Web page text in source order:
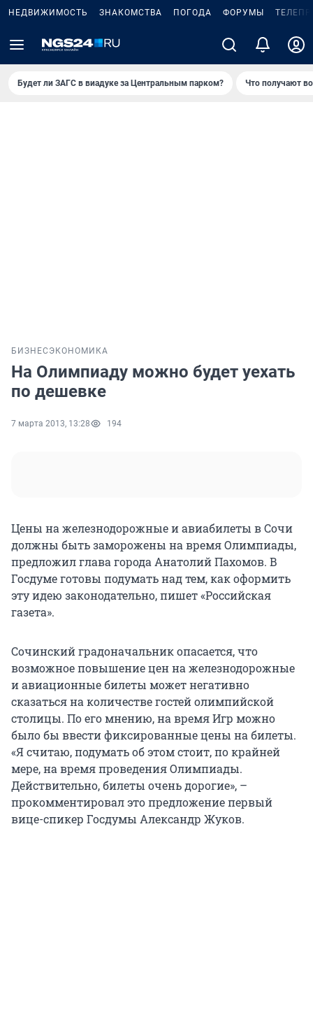
НЕДВИЖИМОСТЬ ЗНАКОМСТВА ПОГОДА ФОРУМЫ
Будет ли ЗАГС в виадуке за Центральным парком? Что получают
БИЗНЕС ЭКОНОМИКА
На Олимпиаду можно будет уехать
по дешевке
7 марта 2013, 13:28 194
Цены на железнодорожные и авиабилеты в Сочи
должны быть заморожены на время Олимпиады,
предложил глава города Анатолий Пахомов. В
Госдуме готовы подумать над тем, как оформить
эту идею законодательно, пишет «Российская
газета».
Сочинский градоначальник опасается, что
возможное повышение цен на железнодорожные
и авиационные билеты может негативно
сказаться на количестве гостей олимпийской
столицы. По его мнению, на время Игр можно
было бы ввести фиксированные цены на билеты.
«Я считаю, подумать об этом стоит, по крайней
мере, на время проведения Олимпиады.
Действительно, билеты очень дорогие», –
прокомментировал это предложение первый
вице-спикер Госдумы Александр Жуков.